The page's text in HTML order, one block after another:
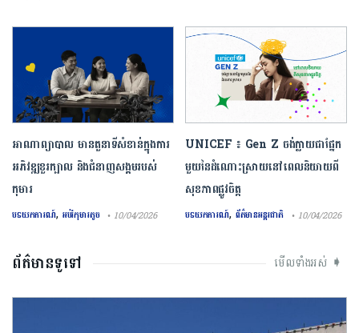
អាណាព្យាបាល មានតួនាទីសំខាន់ក្នុងការ
អភិវឌ្ឍខួរក្បាល និងជំនាញសង្គមរបស់
កុមារ
បទយកការណ៍, អប់រំកុមារតូច • 10/04/2026
UNICEF ៖ Gen Z ចង់ក្លាយ​ជា​ផ្នែក​
មួយ​នៃ​ដំណោះស្រាយ​នៅ​ពេល​និយាយ​ពី
សុខភាព​ផ្លូវចិត្ត
បទយកការណ៍, ព័ត៌មានអន្តរជាតិ • 10/04/2026
ព័ត៌មានទូទៅ មើលទាំងអស់ ➧